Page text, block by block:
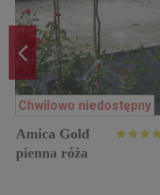
Chwilowo niedostępny
Amica Gold
pienna róża